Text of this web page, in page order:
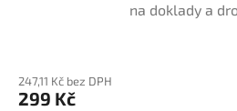
na doklady a
247,11 Kč bez DPH
299 Kč